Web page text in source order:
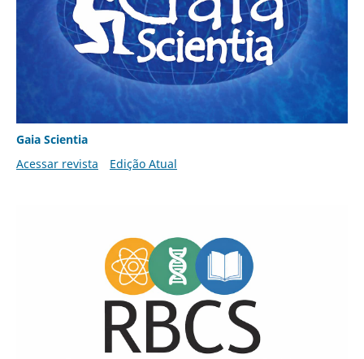
Gaia Scientia
Acessar revista
Edição Atual